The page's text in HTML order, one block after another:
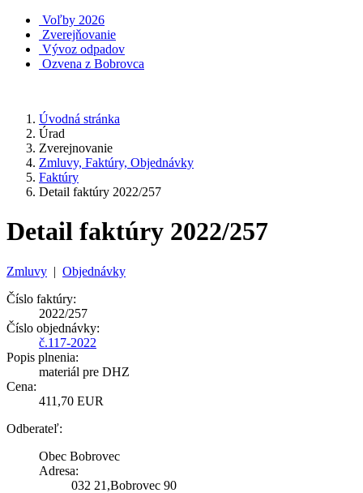
Voľby 2026
Zverejňovanie
Vývoz odpadov
Ozvena z Bobrovca
Úvodná stránka
Úrad
Zverejnovanie
Zmluvy, Faktúry, Objednávky
Faktúry
Detail faktúry 2022/257
Detail faktúry 2022/257
Zmluvy | Objednávky
Číslo faktúry:
2022/257
Číslo objednávky:
č.117-2022
Popis plnenia:
materiál pre DHZ
Cena:
411,70 EUR
Odberateľ:
Obec Bobrovec
Adresa:
032 21,Bobrovec 90